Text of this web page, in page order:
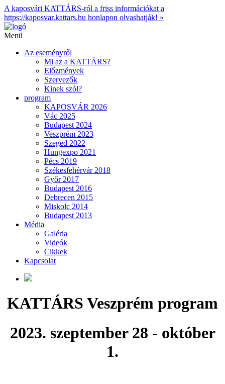
A kaposvári KATTÁRS-ról a friss információkat a
https://kaposvar.kattars.hu honlapon olvashatják! »
Menü
Az eseményről
Mi az a KATTÁRS?
Előzmények
Szervezők
Kinek szól?
program
KAPOSVÁR 2026
Vác 2025
Budapest 2024
Veszprém 2023
Szeged 2022
Hungexpo 2021
Pécs 2019
Székesfehérvár 2018
Győr 2017
Budapest 2016
Debrecen 2015
Miskolc 2014
Budapest 2013
Média
Galéria
Videók
Cikkek
Kapcsolat
KATTÁRS Veszprém program
2023. szeptember 28 - október
1.